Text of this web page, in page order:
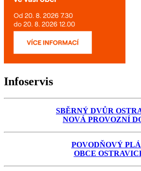
Infoservis
SBĚRNÝ DVŮR
NOVÁ PROVOZNÍ
POVODŇOVÝ
OBCE